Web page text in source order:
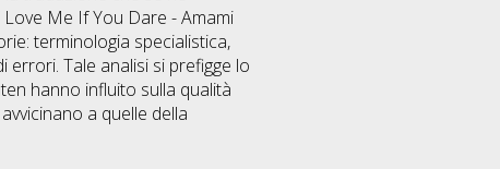
Me If You Dare - Amami
terminologia specialistica,
errori. Tale analisi si prefigge lo
hanno influito sulla qualità
a quelle della